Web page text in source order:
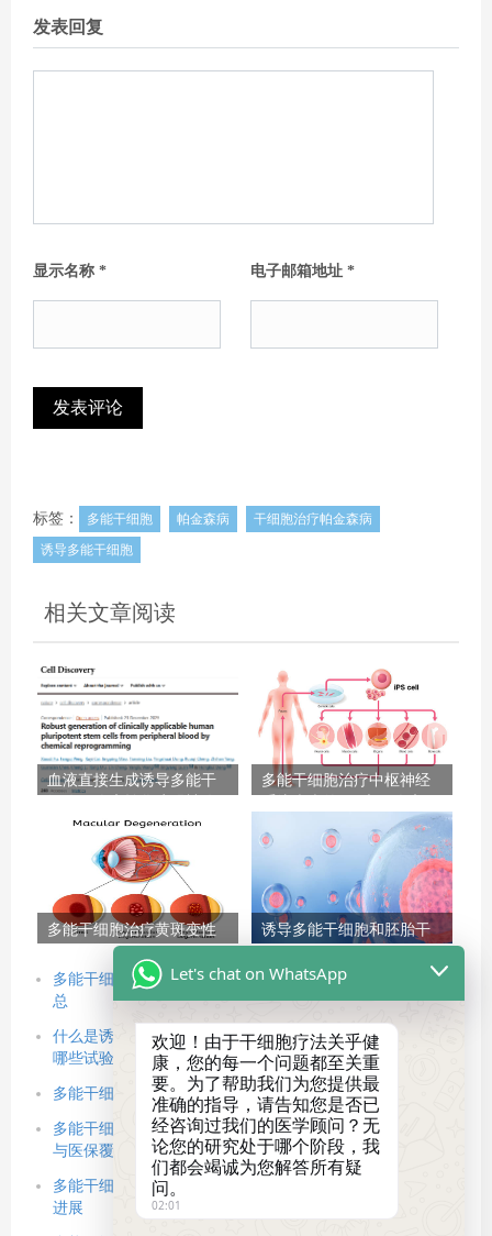
发表回复
显示名称 * 电子邮箱地址 *
标签： 多能干细胞 帕金森病
干细胞治疗帕金森病
诱导多能干细胞
相关文章阅读
血液直接生成诱导多能干
克，北京大学邓宏魁团队
重大突破！
多能干细胞治疗中枢神经
多能干细胞治疗黄斑变性
及其他眼病的临床研究进
展
诱导多能干细胞和胚胎干
源、伦理到临床应用的全
多能干细胞治疗效果如何？2025最新临床研究与真实案例汇
总
什么是诱导多能干细胞（iPSC），谁在资助iPSC，正在进行
哪些试验？
多能干细胞治疗全流程攻略：从准备到康复的4步详细指南
多能干细胞治疗需要多少钱？全面解答费用构成、影响因素
与医保覆盖情况
多能干细胞治疗安全吗？全面解析其临床风险与最新安全性
进展​
Let's chat on WhatsApp
欢迎！由于干细胞疗法关乎健
康，您的每一个问题都至关重
要。为了帮助我们为您提供最
准确的指导，请告知您是否已
经咨询过我们的医学顾问？无
论您的研究处于哪个阶段，我
们都会竭诚为您解答所有疑
问。
02:01